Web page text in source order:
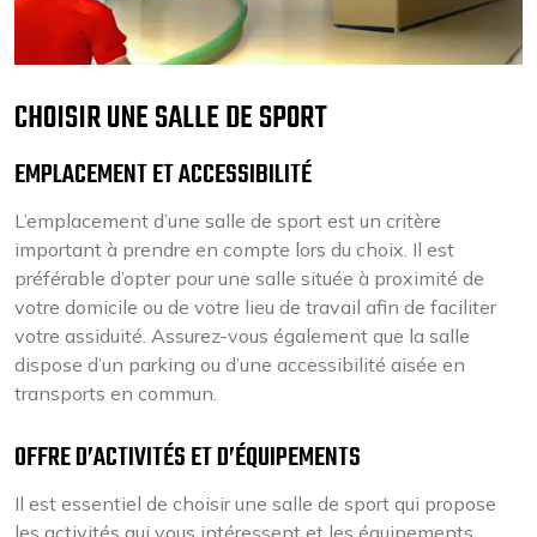
CHOISIR UNE SALLE DE SPORT
EMPLACEMENT ET ACCESSIBILITÉ
L’emplacement d’une salle de sport est un critère
important à prendre en compte lors du choix. Il est
préférable d’opter pour une salle située à proximité de
votre domicile ou de votre lieu de travail afin de faciliter
votre assiduité. Assurez-vous également que la salle
dispose d’un parking ou d’une accessibilité aisée en
transports en commun.
OFFRE D’ACTIVITÉS ET D’ÉQUIPEMENTS
Il est essentiel de choisir une salle de sport qui propose
les activités qui vous intéressent et les équipements